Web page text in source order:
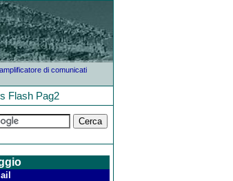
di comunicati
Flash Pag2